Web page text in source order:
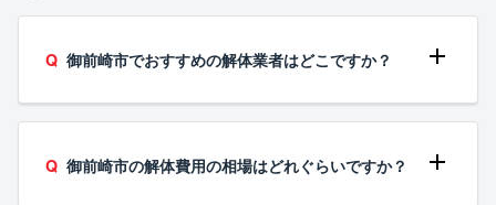
御前崎市でおすすめの解体業者はどこですか？
御前崎市の解体費用の相場はどれぐらいですか？